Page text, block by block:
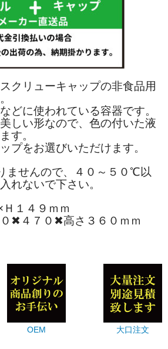
クリューキャップの非食品用
どに使われている容器です。
しい形なので、色の付いた液
す。
プをお選びいただけます。
せんので、４０～５０℃以
れないで下さい。
１４９ｍｍ
✖４７０✖高さ３６０ｍｍ
OEM 大口注文